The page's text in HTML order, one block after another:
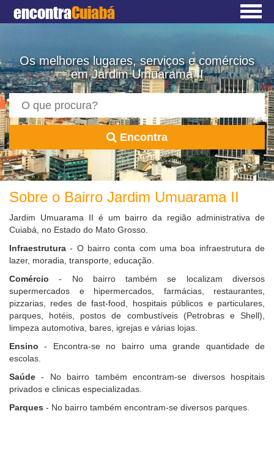
encontraCuiabá
Os melhores lugares, serviços e comércios
em Jardim Umuarama II
Encontra
Sobre o Bairro Jardim Umuarama II
Jardim Umuarama II é um bairro da região administrativa de
Cuiabá, no Estado do Mato Grosso.
Infraestrutura - O bairro conta com uma boa infraestrutura de
lazer, moradia, transporte, educação.
Comércio - No bairro também se localizam diversos
supermercados e hipermercados, farmácias, restaurantes,
pizzarias, redes de fast-food, hospitais públicos e particulares,
parques, hotéis, postos de combustíveis (Petrobras e Shell),
limpeza automotiva, bares, igrejas e várias lojas.
Ensino - Encontra-se no bairro uma grande quantidade de
escolas.
Saúde - No bairro também encontram-se diversos hospitais
privados e clinicas especializadas.
Parques - No bairro também encontram-se diversos parques.